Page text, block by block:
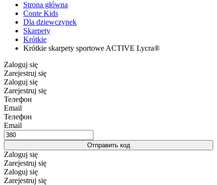
Strona główna
Conte Kids
Dla dziewczynek
Skarpety
Krótkie
Krótkie skarpety sportowe ACTIVE Lycra®
Zaloguj się
Zarejestruj się
Zaloguj się
Zarejestruj się
Телефон
Email
Телефон
Email
Отправить код
Zaloguj się
Zarejestruj się
Zaloguj się
Zarejestruj się